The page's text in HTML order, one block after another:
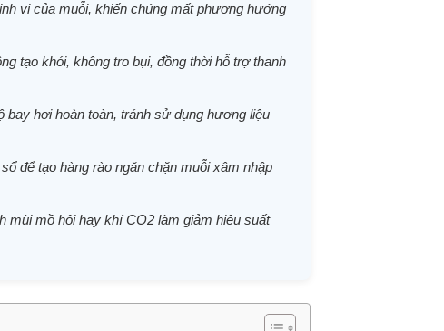
vị của muỗi, khiến chúng mất phương hướng
tạo khói, không tro bụi, đồng thời hỗ trợ thanh
bay hơi hoàn toàn, tránh sử dụng hương liệu
để tạo hàng rào ngăn chặn muỗi xâm nhập
mùi mồ hôi hay khí CO2 làm giảm hiệu suất